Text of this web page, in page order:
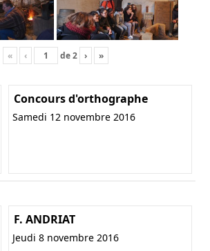
« ‹ de2 › »
Concours d'orthographe
Samedi 12 novembre 2016
F. ANDRIAT
Jeudi 8 novembre 2016